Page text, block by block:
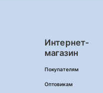
Интернет-
магазин
Покупателям
Оптовикам